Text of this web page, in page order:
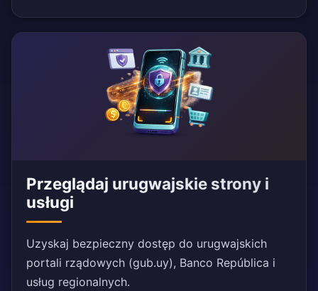
Przeglądaj urugwajskie strony i
usługi
Uzyskaj bezpieczny dostęp do urugwajskich
portali rządowych (gub.uy), Banco República i
usług regionalnych.